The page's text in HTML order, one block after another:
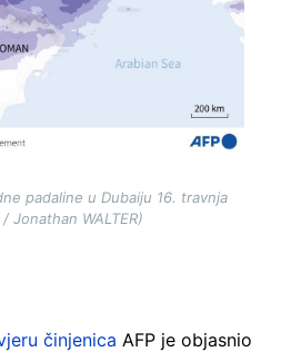
padaline u Dubaiju 16. travnja
Jonathan WALTER)
činjenica AFP je objasnio